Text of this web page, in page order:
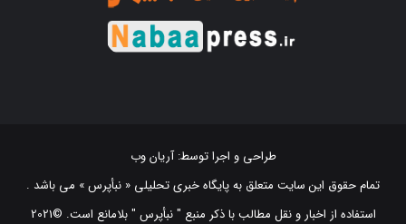
طراحی و اجرا توسط:آریان وب
تمام حقوق این سایت متعلق به پایگاه خبری تحلیلی « نبأپرس » می باشد .
استفاده از اخبار و نقل مطالب با ذکر منبع "‌ نبأپرس " بلامانع است. ©2021